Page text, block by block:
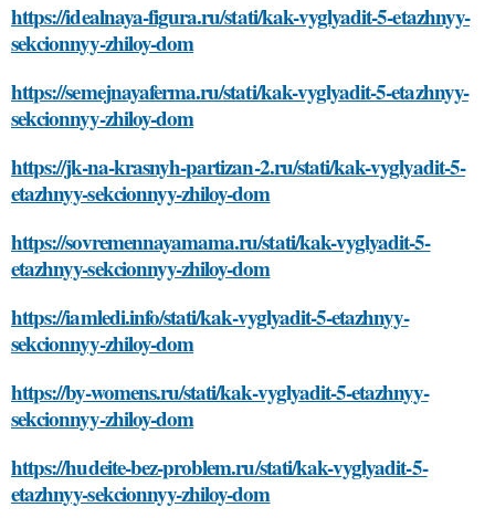
https://idealnaya-figura.ru/stati/kak-vyglyadit-5-etazhnyy-
sekcionnyy-zhiloy-dom
https://semejnayaferma.ru/stati/kak-vyglyadit-5-etazhnyy-
sekcionnyy-zhiloy-dom
https://jk-na-krasnyh-partizan-2.ru/stati/kak-vyglyadit-5-
etazhnyy-sekcionnyy-zhiloy-dom
https://sovremennayamama.ru/stati/kak-vyglyadit-5-
etazhnyy-sekcionnyy-zhiloy-dom
https://iamledi.info/stati/kak-vyglyadit-5-etazhnyy-
sekcionnyy-zhiloy-dom
https://by-womens.ru/stati/kak-vyglyadit-5-etazhnyy-
sekcionnyy-zhiloy-dom
https://hudeite-bez-problem.ru/stati/kak-vyglyadit-5-
etazhnyy-sekcionnyy-zhiloy-dom